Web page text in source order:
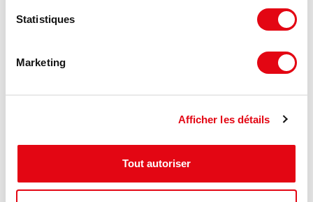
Statistiques
Marketing
Afficher les détails
Tout autoriser
Divisible dès 460 m²
Nous consulter